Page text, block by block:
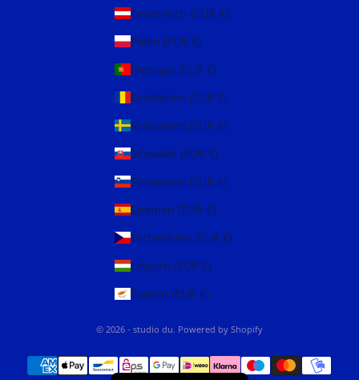
Österreich (EUR €)
Polen (EUR €)
Portugal (EUR €)
Rumänien (EUR €)
Schweden (EUR €)
Slowakei (EUR €)
Slowenien (EUR €)
Spanien (EUR €)
Tschechien (EUR €)
Ungarn (EUR €)
Zypern (EUR €)
© 2026 - studio du. Powered by Shopify